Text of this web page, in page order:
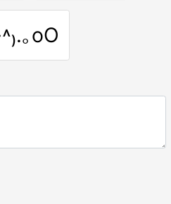
｡oO